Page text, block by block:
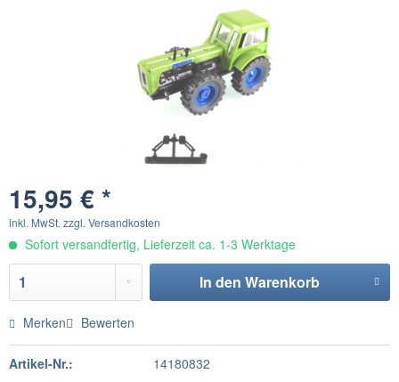
15,95 € *
inkl. MwSt. zzgl. Versandkosten
Sofort versandfertig, Lieferzeit ca. 1-3 Werktage
In den Warenkorb
Merken Bewerten
Artikel-Nr.: 14180832